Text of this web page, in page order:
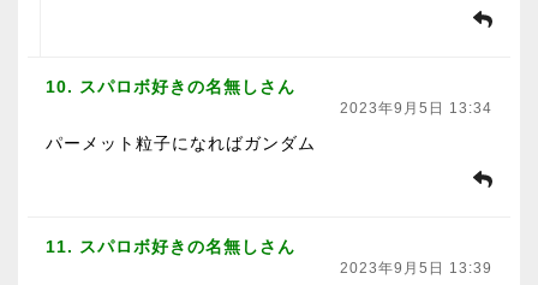
10. スパロボ好きの名無しさん
2023年9月5日 13:34
パーメット粒子になればガンダム
11. スパロボ好きの名無しさん
2023年9月5日 13:39